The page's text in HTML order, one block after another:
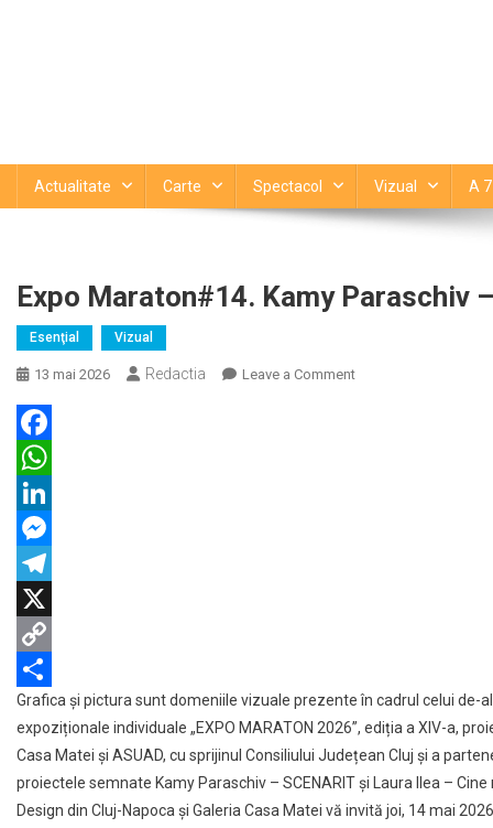
Actualitate Carte Spectacol Vizual A
Expo Maraton#14. Kamy Paraschiv
Esenţial Vizual
13 mai 2026 Redactia Leave a Commenton
Facebook
WhatsApp
LinkedIn
Messenger
Telegram
X
Copy
Link
Partajează
Grafica și pictura sunt domeniile vizuale prezente în cadrul celui
expoziționale individuale „EXPO MARATON 2026”, ediția a XIV-a,
Casa Matei și ASUAD, cu sprijinul Consiliului Județean Cluj și a
proiectele semnate Kamy Paraschiv – SCENARIT și Laura Ilea –
Design din Cluj-Napoca și Galeria Casa Matei vă invită joi, 14 mai